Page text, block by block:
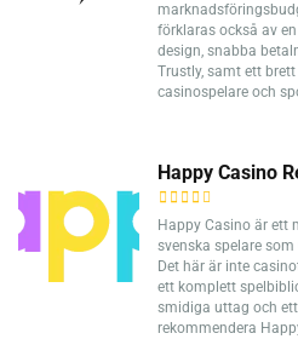
förklaras också av
design, snabba
Trustly, samt ett
casinospelare och
Happy Casino
Happy Casino är ett
svenska spelare
Det här är inte
ett komplett
smidiga uttag och
rekommendera